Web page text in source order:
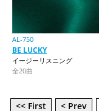
AL-750
BE LUCKY
イージーリスニング
全20曲
<< First < Prev